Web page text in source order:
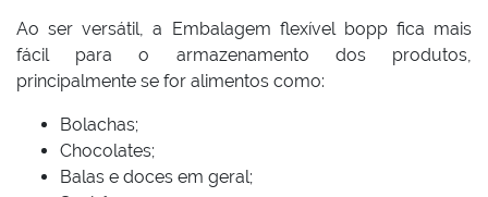
Ao ser versátil, a Embalagem flexível bopp fica mais
fácil para o armazenamento dos produtos,
principalmente se for alimentos como:
Bolachas;
Chocolates;
Balas e doces em geral;